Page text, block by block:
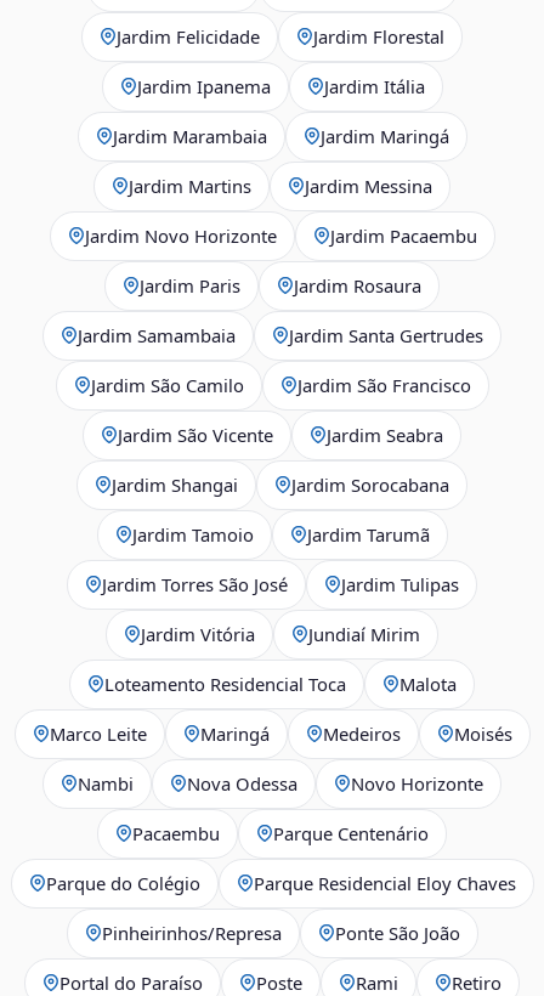
Jardim Felicidade Jardim Florestal
Jardim Ipanema Jardim Itália
Jardim Marambaia Jardim Maringá
Jardim Martins Jardim Messina
Jardim Novo Horizonte Jardim Pacaembu
Jardim Paris Jardim Rosaura
Jardim Samambaia Jardim Santa Gertrudes
Jardim São Camilo Jardim São Francisco
Jardim São Vicente Jardim Seabra
Jardim Shangai Jardim Sorocabana
Jardim Tamoio Jardim Tarumã
Jardim Torres São José Jardim Tulipas
Jardim Vitória Jundiaí Mirim
Loteamento Residencial Toca Malota
Marco Leite Maringá Medeiros Moisés
Nambi Nova Odessa Novo Horizonte
Pacaembu Parque Centenário
Parque do Colégio Parque Residencial Eloy Chaves
Pinheirinhos/Represa Ponte São João
Portal do Paraíso Poste Rami Retiro